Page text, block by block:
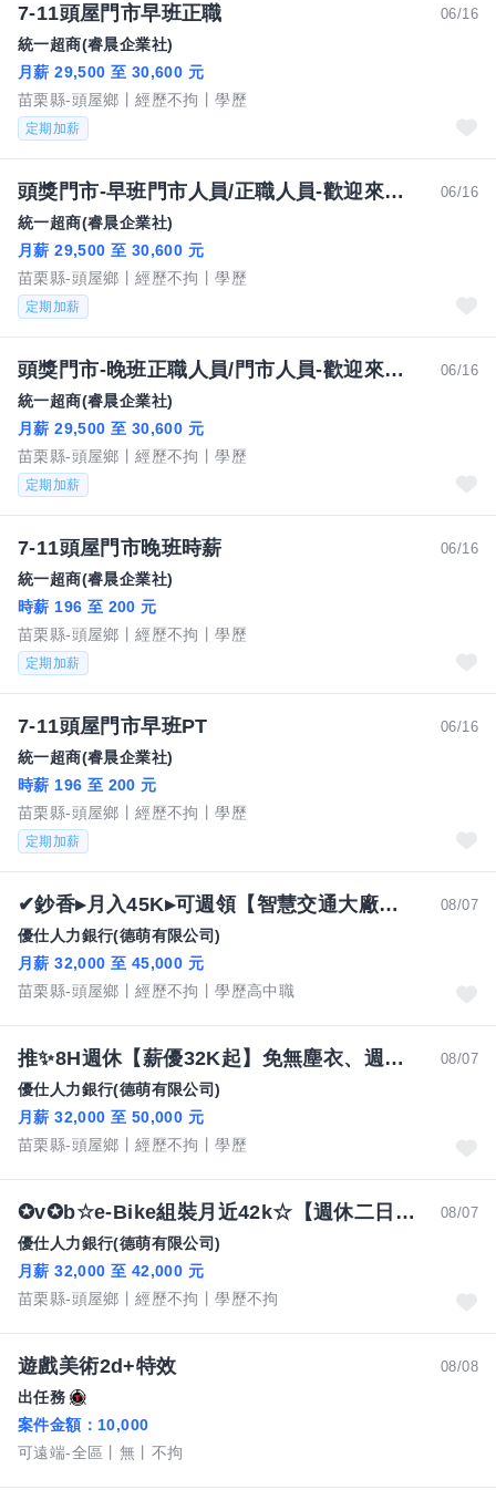
06/16
7-11頭屋門市早班正職
統一超商(睿晨企業社)
月薪 29,500 至 30,600 元
苗栗縣-頭屋鄉
經歷不拘 學歷
定期加薪
06/16
頭獎門市-早班門市人員/正職人員-歡迎來電0911803597
統一超商(睿晨企業社)
月薪 29,500 至 30,600 元
苗栗縣-頭屋鄉
經歷不拘 學歷
定期加薪
06/16
頭獎門市-晚班正職人員/門市人員-歡迎來電 0911803597
統一超商(睿晨企業社)
月薪 29,500 至 30,600 元
苗栗縣-頭屋鄉
經歷不拘 學歷
定期加薪
06/16
7-11頭屋門市晚班時薪
統一超商(睿晨企業社)
時薪 196 至 200 元
苗栗縣-頭屋鄉
經歷不拘 學歷
定期加薪
06/16
7-11頭屋門市早班PT
統一超商(睿晨企業社)
時薪 196 至 200 元
苗栗縣-頭屋鄉
經歷不拘 學歷
定期加薪
08/07
✔鈔香▸月入45K▸可週領【智慧交通大廠組裝】供汽機車位▸加班多▸免無塵衣▸免經驗高錄取TC
優仕人力銀行(德萌有限公司)
月薪 32,000 至 45,000 元
苗栗縣-頭屋鄉
經歷不拘 學歷高中職
08/07
推✨8H週休【薪優32K起】免無塵衣、週領借支、員工車位、夜校工讀可、自行車零件組裝.苗太
優仕人力銀行(德萌有限公司)
月薪 32,000 至 50,000 元
苗栗縣-頭屋鄉
經歷不拘 學歷
08/07
✪v✪b☆e-Bike組裝月近42k☆【週休二日┃近苗栗家樂福┃夜校工讀生ok┃供機車位┃可周領4000】ღ薪動ღtk苗
優仕人力銀行(德萌有限公司)
月薪 32,000 至 42,000 元
苗栗縣-頭屋鄉
經歷不拘 學歷不拘
08/08
遊戲美術2d+特效
出任務
案件金額： 10,000
可遠端-全區
無 不拘